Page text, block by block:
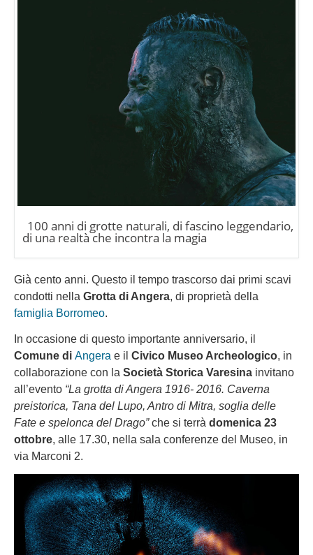
100 anni di grotte naturali, di fascino leggendario,
di una realtà che incontra la magia
Già cento anni. Questo il tempo trascorso dai primi scavi
condotti nella Grotta di Angera, di proprietà della
famiglia Borromeo.
In occasione di questo importante anniversario, il
Comune di Angera e il Civico Museo Archeologico, in
collaborazione con la Società Storica Varesina invitano
all’evento “La grotta di Angera 1916- 2016. Caverna
preistorica, Tana del Lupo, Antro di Mitra, soglia delle
Fate e spelonca del Drago”che si terrà domenica 23
ottobre, alle 17.30, nella sala conferenze del Museo, in
via Marconi 2.